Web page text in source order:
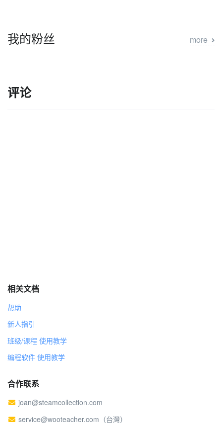
我的粉丝 more
评论
相关文档
帮助
新人指引
班级/课程 使用教学
编程软件 使用教学
合作联系
joan@steamcollection.com
service@wooteacher.com（台灣）